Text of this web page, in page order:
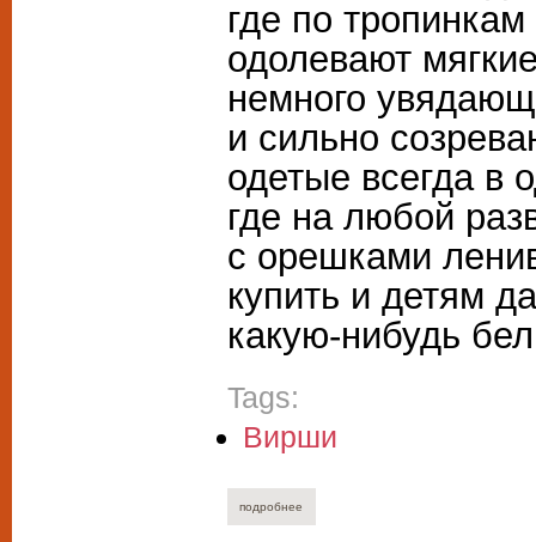
где по
одолевают
немного
и сильно
одетые всегда в
где на любой
с орешками
купить и детям
какую-нибудь
Tags:
Вирши
подробнее